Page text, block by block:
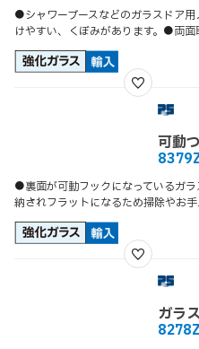
●シャワーブースなどのガラスドア
けやすい、くぼみがあります。●両面
可動
●裏面が可動フックになっているガ
納されフラットになるため掃除やお手
ガラ